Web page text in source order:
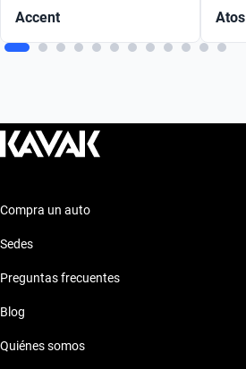
Accent Atos
Compra un auto
Sedes
Preguntas frecuentes
Blog
Quiénes somos